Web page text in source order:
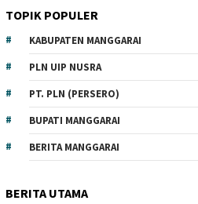
TOPIK POPULER
KABUPATEN MANGGARAI
PLN UIP NUSRA
PT. PLN (PERSERO)
BUPATI MANGGARAI
BERITA MANGGARAI
BERITA UTAMA